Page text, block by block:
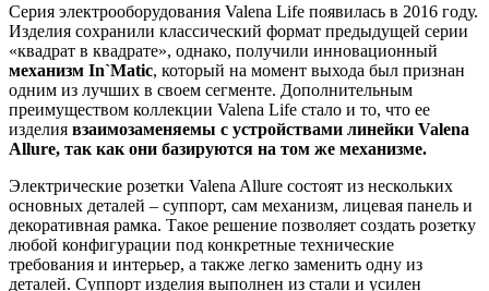
Серия электрооборудования Valena Life появилась в 2016 году.
Изделия сохранили классический формат предыдущей серии
«квадрат в квадрате», однако, получили инновационный
механизм In`Matic, который на момент выхода был признан
одним из лучших в своем сегменте. Дополнительным
преимуществом коллекции Valena Life стало и то, что ее
изделия взаимозаменяемы с устройствами линейки Valena
Allure, так как они базируются на том же механизме.
Электрические розетки Valena Allure состоят из нескольких
основных деталей – суппорт, сам механизм, лицевая панель и
декоративная рамка. Такое решение позволяет создать розетку
любой конфигурации под конкретные технические
требования и интерьер, а также легко заменить одну из
деталей. Суппорт изделия выполнен из стали и усилен